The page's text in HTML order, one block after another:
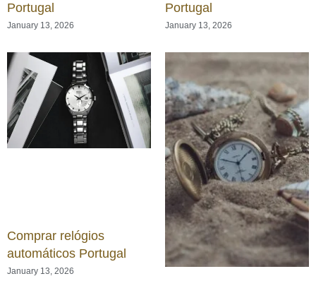
Portugal
January 13, 2026
Portugal
January 13, 2026
Comprar relógios
automáticos Portugal
January 13, 2026